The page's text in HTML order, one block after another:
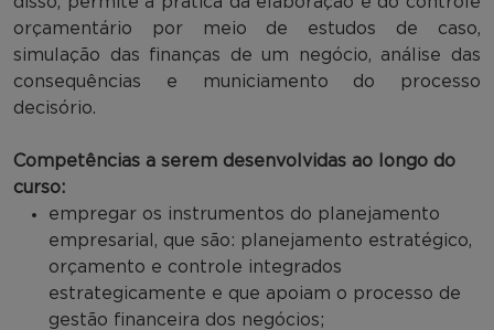
orçamentário por meio de estudos de caso,
simulação das finanças de um negócio, análise das
consequências e municiamento do processo
decisório.
Competências a serem desenvolvidas ao longo do
curso:
empregar os instrumentos do planejamento
empresarial, que são: planejamento estratégico,
orçamento e controle integrados
estrategicamente e que apoiam o processo de
gestão financeira dos negócios;